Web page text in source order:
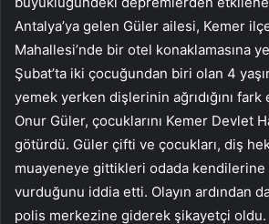
Antalya’ya gelen Güler ailesi, Kemer
Mahallesi’nde bir otel konaklamasına
Şubat’ta iki çocuğundan biri olan 4
yemek yerken dişlerinin ağrıdığını
Onur Güler, çocuklarını Kemer Devlet
götürdü. Güler çifti ve çocukları, diş
muayeneye gittikleri odada kendilerine
vurduğunu iddia etti. Olayın ardından
polis merkezine giderek şikayetçi